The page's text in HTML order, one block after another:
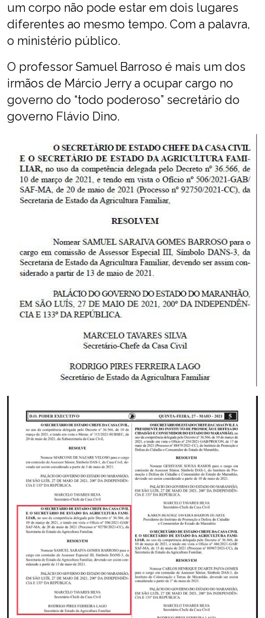
um corpo não pode estar em dois lugares
diferentes ao mesmo tempo. Com a palavra,
o ministério público.
O professor Samuel Barroso é mais um dos
irmãos de Márcio Jerry a ocupar cargo no
governo do “todo poderoso” secretário do
governo Flávio Dino.